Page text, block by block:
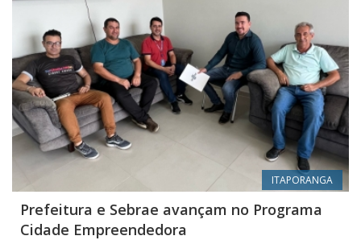
ITAPORANGA
Prefeitura e Sebrae avançam no Programa
Cidade Empreendedora